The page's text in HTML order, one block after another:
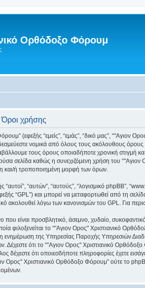
Ορθόδοξο Φόρουμ
χρήσης
(εφεξής “εμείς”, “εμάς”, “δικό μας”, “"Αγιον
νομικά από όλους τους ακόλουθους
τους όρους οποιαδήποτε χρονική
σελίδα καθώς η συνεχιζόμενη χρήση του
και/ή τροποποιημένη μορφή των όρων.
“αυτοί”, “αυτών”, “αυτούς”, “λογισμικό phpBB”,
“GPL”) και μπορεί να μεταφορτωθεί από τη
ακολουθεί λόγω των κανονισμών του GPL. Για
είναι προσβλητικό, άσεμνο, χυδαίο,
φιλοξενείται το “"Αγιον Ορος" Χριστιανικό
ενημέρωση της Υπηρεσίας Παροχής Υπηρεσιών
ότι το “"Αγιον Ορος" Χριστιανικό Ορθόδοξο
δέχεστε ότι οποιεσδήποτε πληροφορίες έχετε
Ορος" Χριστιανικό Ορθόδοξο Φόρουμ” ούτε το